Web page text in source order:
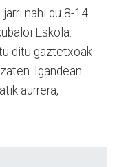
nahi du 8-14
Eskola.
ditu gaztetxoak
Igande­an
aurrera,